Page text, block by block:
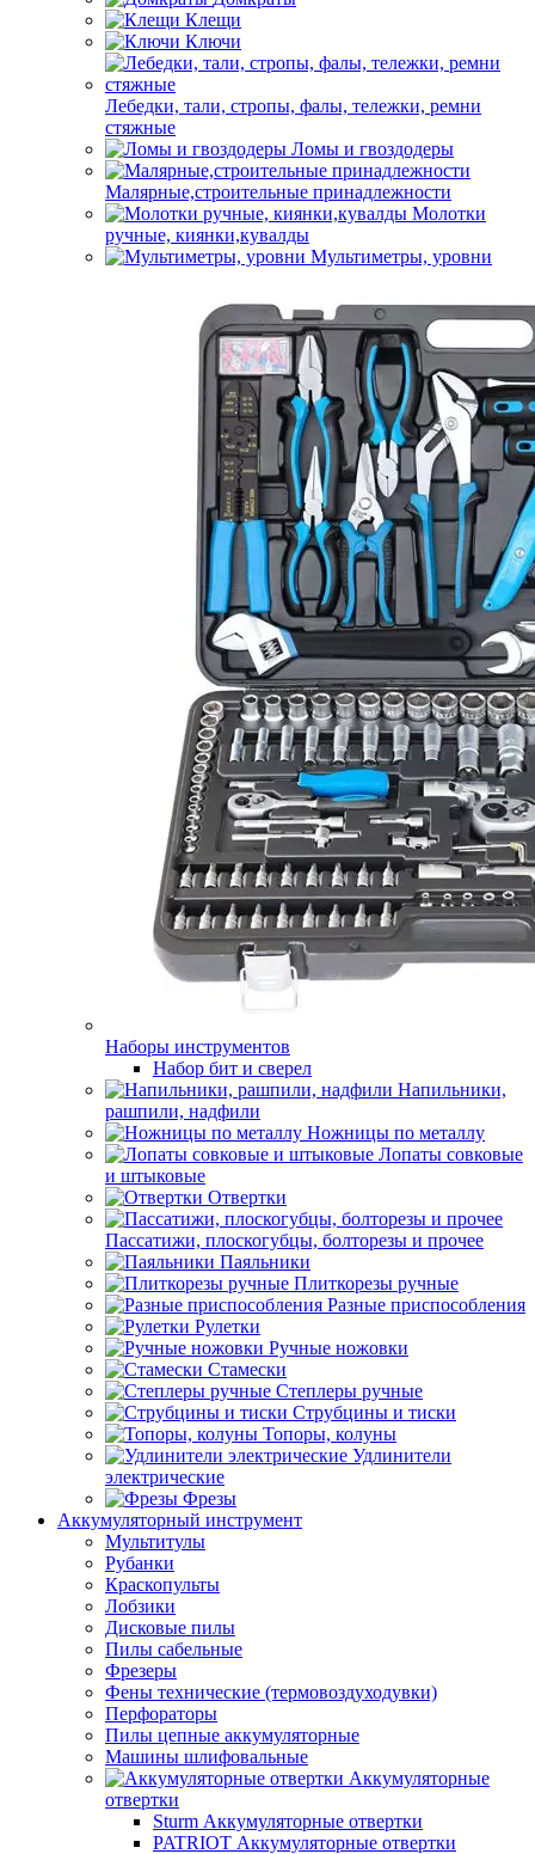
Клещи
Ключи
Лебедки, тали, стропы, фалы, тележки, ремни
стяжные
Ломы и гвоздодеры
Малярные,строительные принадлежности
Молотки
ручные, киянки,кувалды
Мультиметры, уровни
Наборы инструментов
Набор бит и сверел
Напильники,
рашпили, надфили
Ножницы по металлу
Лопаты совковые
и штыковые
Отвертки
Пассатижи, плоскогубцы, болторезы и прочее
Паяльники
Плиткорезы ручные
Разные приспособления
Рулетки
Ручные ножовки
Стамески
Степлеры ручные
Струбцины и тиски
Топоры, колуны
Удлинители
электрические
Фрезы
Аккумуляторный инструмент
Мультитулы
Рубанки
Краскопульты
Лобзики
Дисковые пилы
Пилы сабельные
Фрезеры
Фены технические (термовоздуходувки)
Перфораторы
Пилы цепные аккумуляторные
Машины шлифовальные
Аккумуляторные
отвертки
Sturm Аккумуляторные отвертки
PATRIOT Аккумуляторные отвертки